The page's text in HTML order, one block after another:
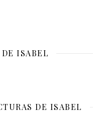
ISABEL
DE ISABEL